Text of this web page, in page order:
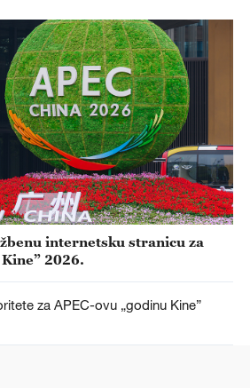
internetsku stranicu za
2026.
za APEC-ovu „godinu Kine”